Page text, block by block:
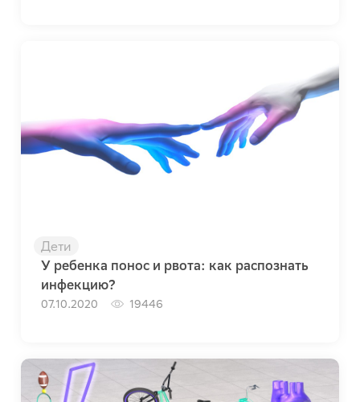
Дети
У ребенка понос и рвота: как распознать
инфекцию?
07.10.2020 19446